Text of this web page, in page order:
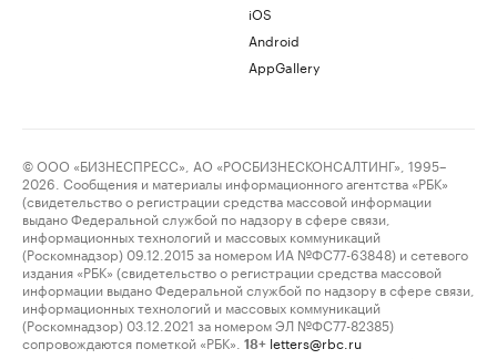
iOS
Android
AppGallery
© ООО «БИЗНЕСПРЕСС», АО «РОСБИЗНЕСКОНСАЛТИНГ», 1995–
2026. Сообщения и материалы информационного агентства «РБК»
(свидетельство о регистрации средства массовой информации
выдано Федеральной службой по надзору в сфере связи,
информационных технологий и массовых коммуникаций
(Роскомнадзор) 09.12.2015 за номером ИА №ФС77-63848) и сетевого
издания «РБК» (свидетельство о регистрации средства массовой
информации выдано Федеральной службой по надзору в сфере связи,
информационных технологий и массовых коммуникаций
(Роскомнадзор) 03.12.2021 за номером ЭЛ №ФС77-82385)
сопровождаются пометкой «РБК».
18+ letters@rbc.ru